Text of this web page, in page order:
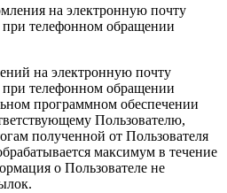
на электронную почту
телефонном обращении
на электронную почту
телефонном обращении
программном обеспечении
Пользователю,
полученной от Пользователя
максимум в течение
о Пользователе не